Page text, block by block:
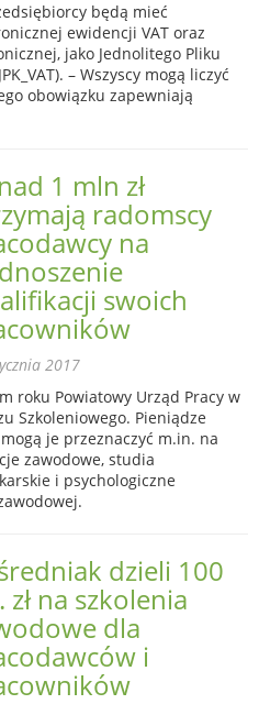
będą mieć
ewidencji VAT oraz
jako Jednolitego Pliku
– Wszyscy mogą liczyć
obowiązku zapewniają
1 mln zł
radomscy
na
swoich
2017
roku Powiatowy Urząd Pracy w
Szkoleniowego. Pieniądze
je przeznaczyć m.in. na
zawodowe, studia
i psychologiczne
dzieli 100
zł na szkolenia
dla
i